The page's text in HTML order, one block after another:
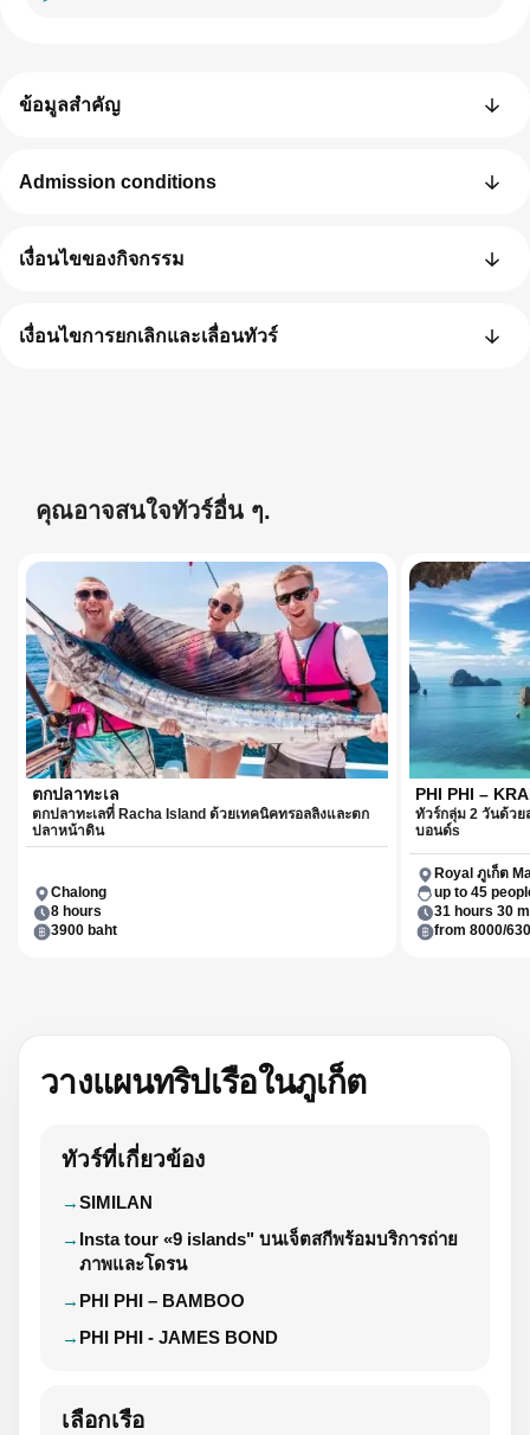
ข้อมูลสำคัญ
Admission conditions
เงื่อนไขของกิจกรรม
เงื่อนไขการยกเลิกและเลื่อนทัวร์
คุณอาจสนใจทัวร์อื่น ๆ.
ตกปลาทะเล
ตกปลาทะเลที่ Racha Island ด้วยเทคนิคทรอลลิงและตก
ปลาหน้าดิน
Chalong
8 hours
3900 baht
PHI PHI –
ทัวร์กลุ่ม 2 วันด้วย
บอนด์s
Royal ภูเก็ต
up to 45
31 hours 30
from 8000/
วางแผนทริปเรือในภูเก็ต
ทัวร์ที่เกี่ยวข้อง
SIMILAN
Insta tour «9 islands" บนเจ็ตสกีพร้อมบริการถ่าย
ภาพและโดรน
PHI PHI – BAMBOO
PHI PHI - JAMES BOND
เลือกเรือ